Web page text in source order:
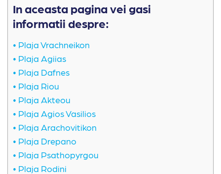
In aceasta pagina vei gasi
informatii despre:
Plaja Vrachneikon
Plaja Agiias
Plaja Dafnes
Plaja Riou
Plaja Akteou
Plaja Agios Vasilios
Plaja Arachovitikon
Plaja Drepano
Plaja Psathopyrgou
Plaja Rodini